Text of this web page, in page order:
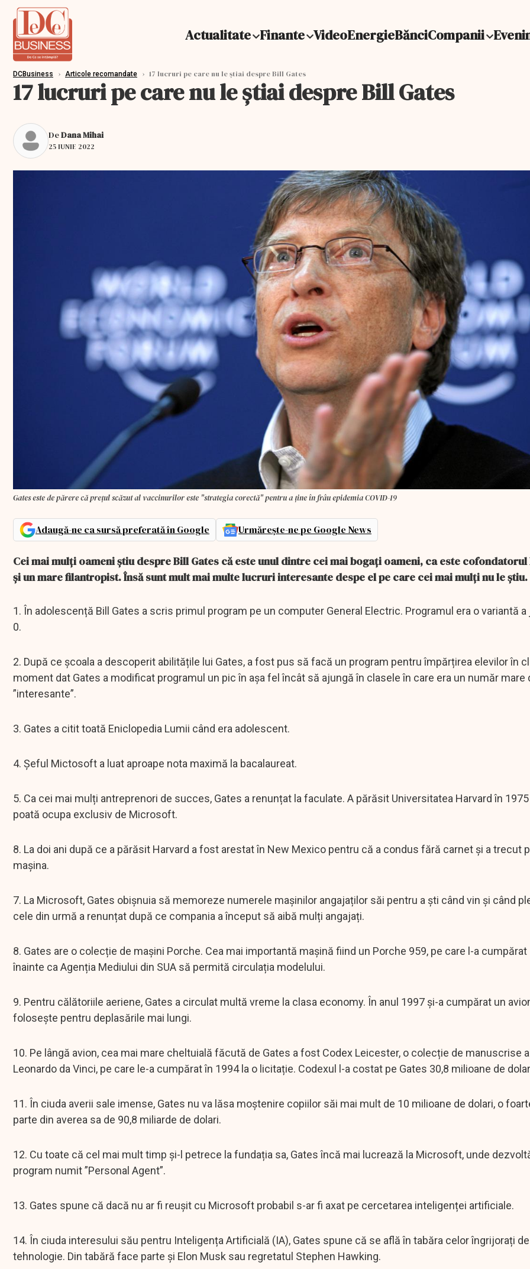
Actualitate Finante VideoEnergieBănciCompanii
DCBusiness › Articole recomandate › 17 lucruri pe care nu le ştiai despre Bill Gates
17 lucruri pe care nu le ştiai despre Bill Gates
DeDana Mihai
25 IUNIE 2022
Gates este de părere că preţul scăzut al vaccinurilor este "strategia corectă" pentru a ţine în frâu epidemia COVID-19
Adaugă-ne ca sursă preferată în Google Urmărește-ne pe Google News
Cei mai mulți oameni știu despre Bill Gates că este unul dintre cei mai bogați oameni, ca este
și un mare filantropist. Însă sunt mult mai multe lucruri interesante despe el pe care cei mai mulți nu le știu.
1. În adolescență Bill Gates a scris primul program pe un computer General Electric. Programul era o variantă a
0.
2. După ce școala a descoperit abilitățile lui Gates, a fost pus să facă un program pentru împărțirea elevilor în
moment dat Gates a modificat programul un pic în așa fel încât să ajungă în clasele în care era un număr mare
”interesante”.
3. Gates a citit toată Eniclopedia Lumii când era adolescent.
4. Șeful Mictosoft a luat aproape nota maximă la bacalaureat.
5. Ca cei mai mulți antreprenori de succes, Gates a renunțat la faculate. A părăsit Universitatea Harvard în
poată ocupa exclusiv de Microsoft.
8. La doi ani după ce a părăsit Harvard a fost arestat în New Mexico pentru că a condus fără carnet și a trecut
mașina.
7. La Microsoft, Gates obișnuia să memoreze numerele mașinilor angajaților săi pentru a ști când vin și când
cele din urmă a renunțat după ce compania a început să aibă mulți angajați.
8. Gates are o colecție de mașini Porche. Cea mai importantă mașină fiind un Porche 959, pe care l-a cumpărat
înainte ca Agenția Mediului din SUA să permită circulația modelului.
9. Pentru călătoriile aeriene, Gates a circulat multă vreme la clasa economy. În anul 1997 și-a cumpărat un
folosește pentru deplasările mai lungi.
10. Pe lângă avion, cea mai mare cheltuială făcută de Gates a fost Codex Leicester, o colecție de manuscrise
Leonardo da Vinci, pe care le-a cumpărat în 1994 la o licitație. Codexul l-a costat pe Gates 30,8 milioane de
11. În ciuda averii sale imense, Gates nu va lăsa moștenire copiilor săi mai mult de 10 milioane de dolari, o
parte din averea sa de 90,8 miliarde de dolari.
12. Cu toate că cel mai mult timp și-l petrece la fundația sa, Gates încă mai lucrează la Microsoft, unde
program numit ”Personal Agent”.
13. Gates spune că dacă nu ar fi reușit cu Microsoft probabil s-ar fi axat pe cercetarea inteligenței artificiale.
14. În ciuda interesului său pentru Inteligența Artificială (IA), Gates spune că se află în tabăra celor îngrijorați
tehnologie. Din tabără face parte și Elon Musk sau regretatul Stephen Hawking.